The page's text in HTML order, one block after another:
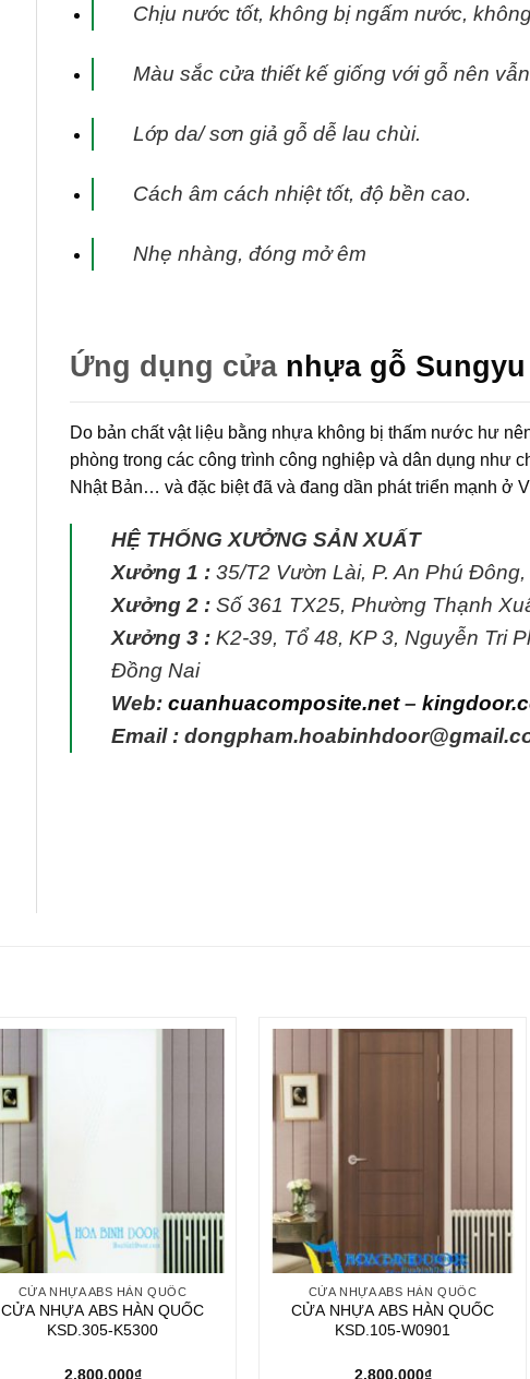
Chịu nước tốt, không bị ngấm nước,
Màu sắc cửa thiết kế giống với gỗ nên
Lớp da/ sơn giả gỗ dễ lau chùi.
Cách âm cách nhiệt tốt, độ bền cao.
Nhẹ nhàng, đóng mở êm
Ứng dụng cửa nhựa gỗ Sungyu
Do bản chất vật liệu bằng nhựa không bị thấm nước hư
phòng trong các công trình công nghiệp và dân dụng như
Nhật Bản… và đặc biệt đã và đang dần phát triển mạnh ở
HỆ THỐNG XƯỞNG SẢN XUẤT
Xưởng 1 :35/T2 Vườn Lài, P. An Phú Đông,
Xưởng 2 :Số 361 TX25, Phường Thạnh
Xưởng 3 :K2-39, Tổ 48, KP 3, Nguyễn Tri
Đồng Nai
Web: cuanhuacomposite.net–
Email :
CỬA NHỰA ABS HÀN QUỐC
CỬA NHỰA ABS HÀN QUỐC
KSD.305-K5300
2.800.000₫
CỬA NHỰA ABS HÀN QUỐC
CỬA NHỰA ABS HÀN QUỐC
KSD.105-W0901
2.800.000₫